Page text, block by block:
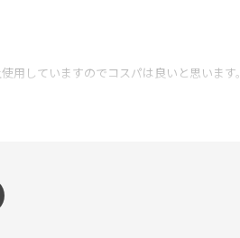
していますのでコスパは良いと思います。